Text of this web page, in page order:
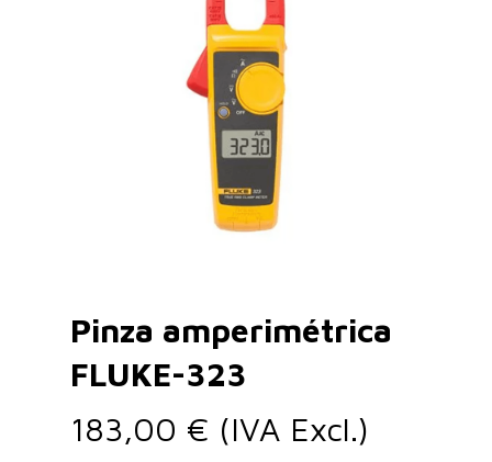
Pinza amperimétrica
FLUKE-323
183,00 € (IVA Excl.)